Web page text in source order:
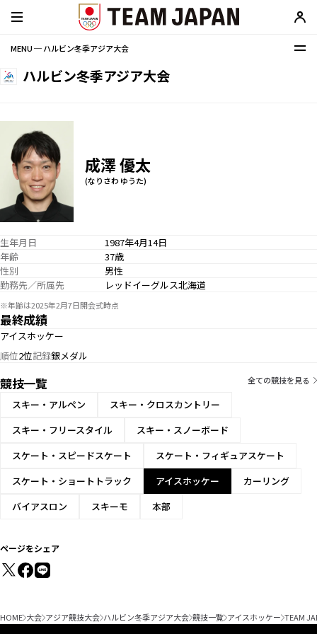
MENU ─ ハルビン冬季アジア大会
ハルビン冬季アジア大会
成澤 優太
(なりさわ ゆうた)
生年月日
1987年4月14日
年齢
37歳
性別
男性
勤務先／所属先
レッドイーグルス北海道
※年齢は2025年2月7日開会式時点
最終成績
アイスホッケー
順位2位記録銀メダル
競技一覧 全ての競技を見る
スキー・アルペン
スキー・クロスカントリー
スキー・フリースタイル
スキー・スノーボード
スケート・スピードスケート
スケート・フィギュアスケート
スケート・ショートトラック
アイスホッケー
カーリング
バイアスロン
スキーモ 本部
ページをシェア
HOME 大会 アジア競技大会 ハルビン冬季アジア大会 競技一覧 アイスホッケー TEAM